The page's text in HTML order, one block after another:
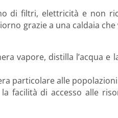
di filtri, elettricità e non
grazie a una caldaia
vapore, distilla l’acqua e
particolare alle
facilità di accesso alle